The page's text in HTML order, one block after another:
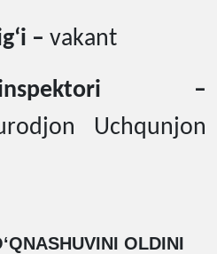
g‘i – vakant
inspektori –
Uchqunjon
OLDINI